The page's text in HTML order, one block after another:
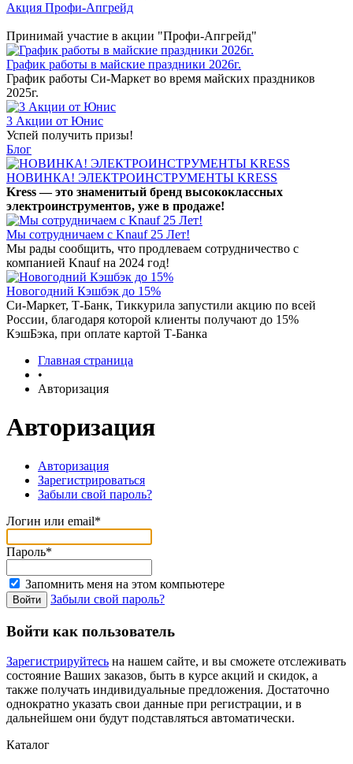
Акция Профи-Апгрейд
Принимай участие в акции "Профи-Апгрейд"
График работы в майские праздники 2026г.
График работы Си-Маркет во время майских праздников
2025г.
3 Акции от Юнис
Успей получить призы!
Блог
НОВИНКА! ЭЛЕКТРОИНСТРУМЕНТЫ KRESS
Kress — это знаменитый бренд высококлассных
электроинструментов, уже в продаже!
Мы сотрудничаем с Knauf 25 Лет!
Мы рады сообщить, что продлеваем сотрудничество с
компанией Knauf на 2024 год!
Новогодний Кэшбэк до 15%
Си-Маркет, Т-Банк, Тиккурила запустили акцию по всей
России, благодаря которой клиенты получают до 15%
КэшБэка, при оплате картой Т-Банка
Главная страница
•
Авторизация
Авторизация
Авторизация
Зарегистрироваться
Забыли свой пароль?
Логин или email*
Пароль*
Запомнить меня на этом компьютере
Забыли свой пароль?
Войти как пользователь
Зарегистрируйтесь на нашем сайте, и вы сможете отслеживать
состояние Ваших заказов, быть в курсе акций и скидок, а
также получать индивидуальные предложения. Достаточно
однократно указать свои данные при регистрации, и в
дальнейшем они будут подставляться автоматически.
Каталог